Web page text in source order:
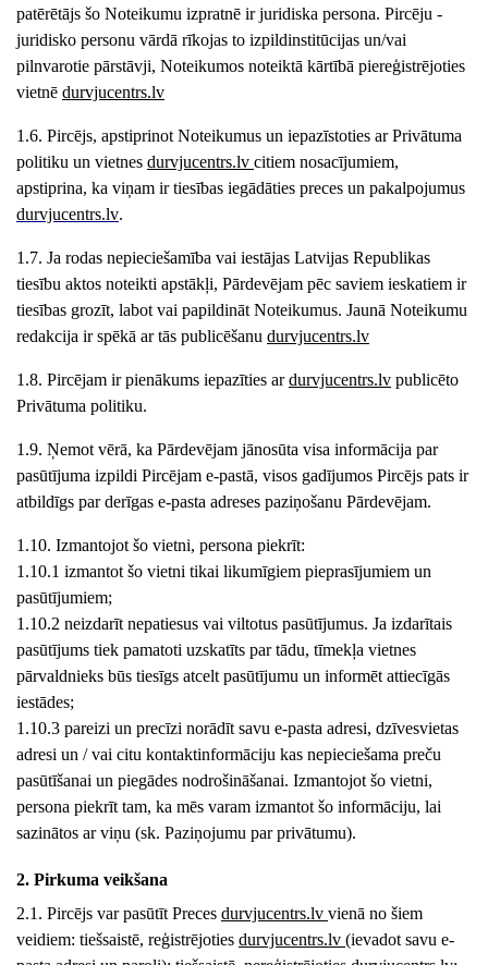
patērētājs šo Noteikumu izpratnē ir juridiska persona. Pircēju -
juridisko personu vārdā rīkojas to izpildinstitūcijas un/vai
pilnvarotie pārstāvji, Noteikumos noteiktā kārtībā piereģistrējoties
vietnē durvjucentrs.lv
1.6. Pircējs, apstiprinot Noteikumus un iepazīstoties ar Privātuma
politiku un vietnes durvjucentrs.lv citiem nosacījumiem,
apstiprina, ka viņam ir tiesības iegādāties preces un pakalpojumus
durvjucentrs.lv.
1.7. Ja rodas nepieciešamība vai iestājas Latvijas Republikas
tiesību aktos noteikti apstākļi, Pārdevējam pēc saviem ieskatiem ir
tiesības grozīt, labot vai papildināt Noteikumus. Jaunā Noteikumu
redakcija ir spēkā ar tās publicēšanu durvjucentrs.lv
1.8. Pircējam ir pienākums iepazīties ardurvjucentrs.lv publicēto
Privātuma politiku.
1.9. Ņemot vērā, ka Pārdevējam jānosūta visa informācija par
pasūtījuma izpildi Pircējam e-pastā, visos gadījumos Pircējs pats ir
atbildīgs par derīgas e-pasta adreses paziņošanu Pārdevējam.
1.10. Izmantojot šo vietni, persona piekrīt:
1.10.1 izmantot šo vietni tikai likumīgiem pieprasījumiem un
pasūtījumiem;
1.10.2 neizdarīt nepatiesus vai viltotus pasūtījumus. Ja izdarītais
pasūtījums tiek pamatoti uzskatīts par tādu, tīmekļa vietnes
pārvaldnieks būs tiesīgs atcelt pasūtījumu un informēt attiecīgās
iestādes;
1.10.3 pareizi un precīzi norādīt savu e-pasta adresi, dzīvesvietas
adresi un / vai citu kontaktinformāciju kas nepieciešama preču
pasūtīšanai un piegādes nodrošināšanai. Izmantojot šo vietni,
persona piekrīt tam, ka mēs varam izmantot šo informāciju, lai
sazinātos ar viņu (sk. Paziņojumu par privātumu).
2. Pirkuma veikšana
2.1. Pircējs var pasūtīt Preces durvjucentrs.lv vienā no šiem
veidiem: tiešsaistē, reģistrējoties durvjucentrs.lv (ievadot savu e-